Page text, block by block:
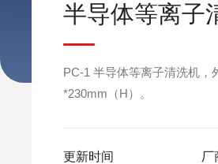
半导体等离子
PC-1 半导体等离子清洗机，
*230mm（H）。
更新时间 厂